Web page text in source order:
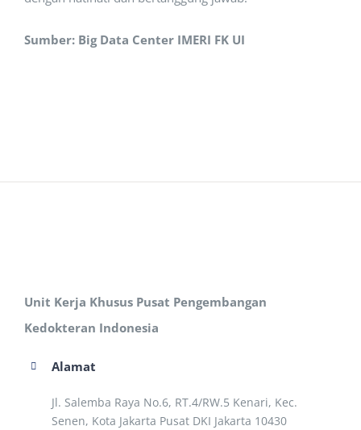
Sumber: Big Data Center IMERI FK UI
Unit Kerja Khusus Pusat Pengembangan
Kedokteran Indonesia
Alamat
Jl. Salemba Raya No.6, RT.4/RW.5 Kenari, Kec.
Senen, Kota Jakarta Pusat DKI Jakarta 10430